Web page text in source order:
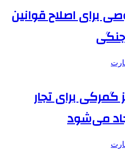
برای اصلاح قوانین
گمرکی برای تجار
می‌شود